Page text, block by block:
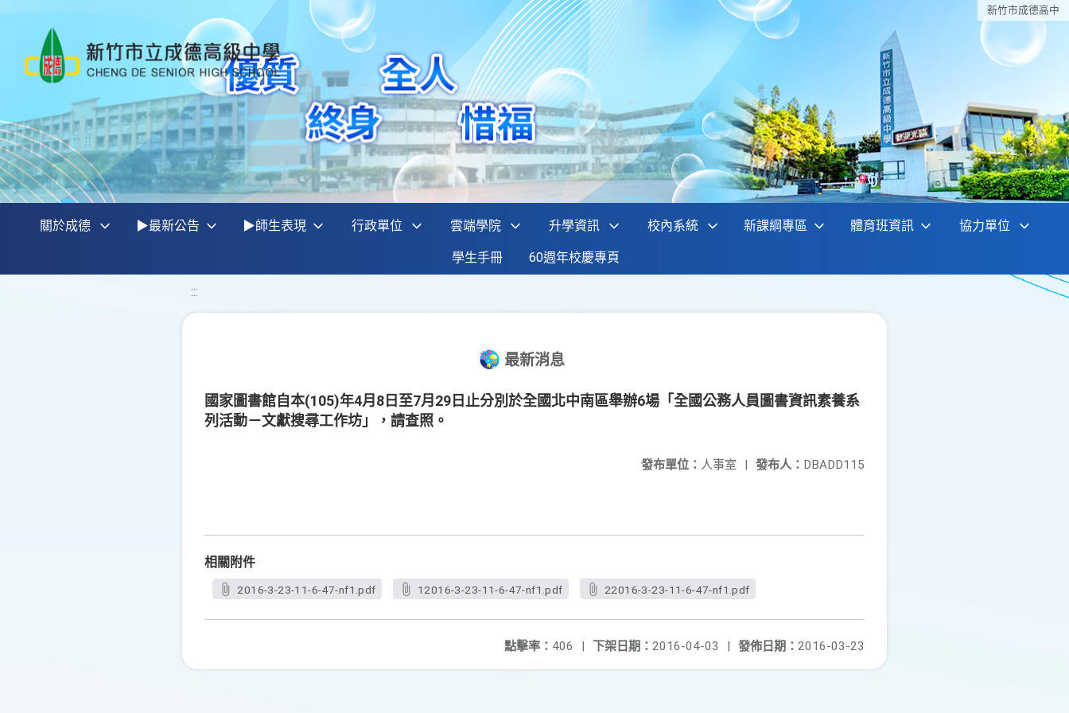
新竹巿成德高中
關於成德 ▶最新公告 ▶師生表現 行政單位 雲端學院 升學資訊 校內系統 新課綱專區 體育班資訊 協力單位
學生手冊 60週年校慶專頁
:::
最新消息
國家圖書館自本(105)年4月8日至7月29日止分別於全國北中南區舉辦6場「全國公務人員圖書資訊素養系
列活動－文獻搜尋工作坊」，請查照。
發布人： DBADD115
發布單位： 人事室 |
相關附件
2016-3-23-11-6-47-nf1.pdf 12016-3-23-11-6-47-nf1.pdf 22016-3-23-11-6-47-nf1.pdf
發佈日期： 2016-03-23
下架日期： 2016-04-03 |
點擊率： 406 |